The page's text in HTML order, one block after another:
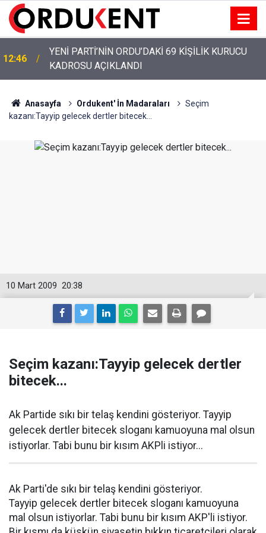
12:46
YENİ PARTİ’NİN ORDU’DAKİ 69 KİŞİLİK KURUCU
KADROSU AÇIKLANDI
12:22
YENİ PARTİ ALTINORDU’DA KURUCU YÖNETİMİNİ
AÇIKLADI
Anasayfa Ordukent' İn Madaraları
Seçim
kazanı:Tayyip gelecek dertler bitecek...
20:38
10 Mart 2009
Seçim kazanı:Tayyip gelecek dertler
bitecek...
Ak Partide sıkı bir telaş kendini gösteriyor. Tayyip
gelecek dertler bitecek sloganı kamuoyuna mal olsun
istiyorlar. Tabi bunu bir kısım AKPli istiyor...
Ak Parti'de sıkı bir telaş kendini gösteriyor.
Tayyip gelecek dertler bitecek sloganı kamuoyuna
mal olsun istiyorlar. Tabi bunu bir kısım AKP'li istiyor.